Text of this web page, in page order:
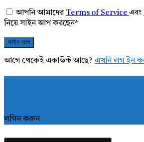
আপনি আমাদেরTerms of Service এবং
নিয়ে সাইন আপ করছেন*
আগে থেকেই একাউন্ট আছে? এখনি লগ ইন
লগিন করুন